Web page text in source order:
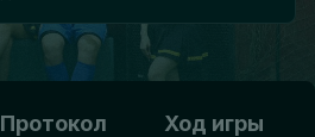
Протокол Ход игры